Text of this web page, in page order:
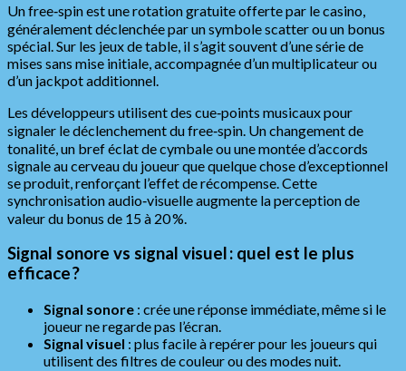
Un free‑spin est une rotation gratuite offerte par le casino,
généralement déclenchée par un symbole scatter ou un bonus
spécial. Sur les jeux de table, il s’agit souvent d’une série de
mises sans mise initiale, accompagnée d’un multiplicateur ou
d’un jackpot additionnel.
Les développeurs utilisent des cue‑points musicaux pour
signaler le déclenchement du free‑spin. Un changement de
tonalité, un bref éclat de cymbale ou une montée d’accords
signale au cerveau du joueur que quelque chose d’exceptionnel
se produit, renforçant l’effet de récompense. Cette
synchronisation audio‑visuelle augmente la perception de
valeur du bonus de 15 à 20 %.
Signal sonore vs signal visuel : quel est le plus
efficace ?
Signal sonore : crée une réponse immédiate, même si le
joueur ne regarde pas l’écran.
Signal visuel : plus facile à repérer pour les joueurs qui
utilisent des filtres de couleur ou des modes nuit.